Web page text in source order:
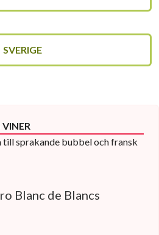
SVERIGE
till sprakande bubbel och fransk
Blanc de Blancs